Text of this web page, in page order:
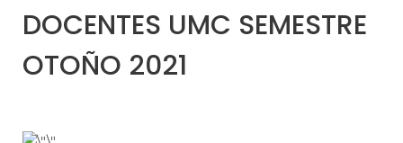
DOCENTES UMC SEMESTRE
OTOÑO 2021